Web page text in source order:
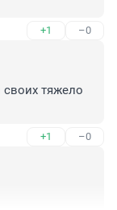
+1 –0
своих тяжело
+1 –0